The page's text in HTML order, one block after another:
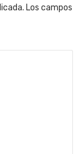
Los campos